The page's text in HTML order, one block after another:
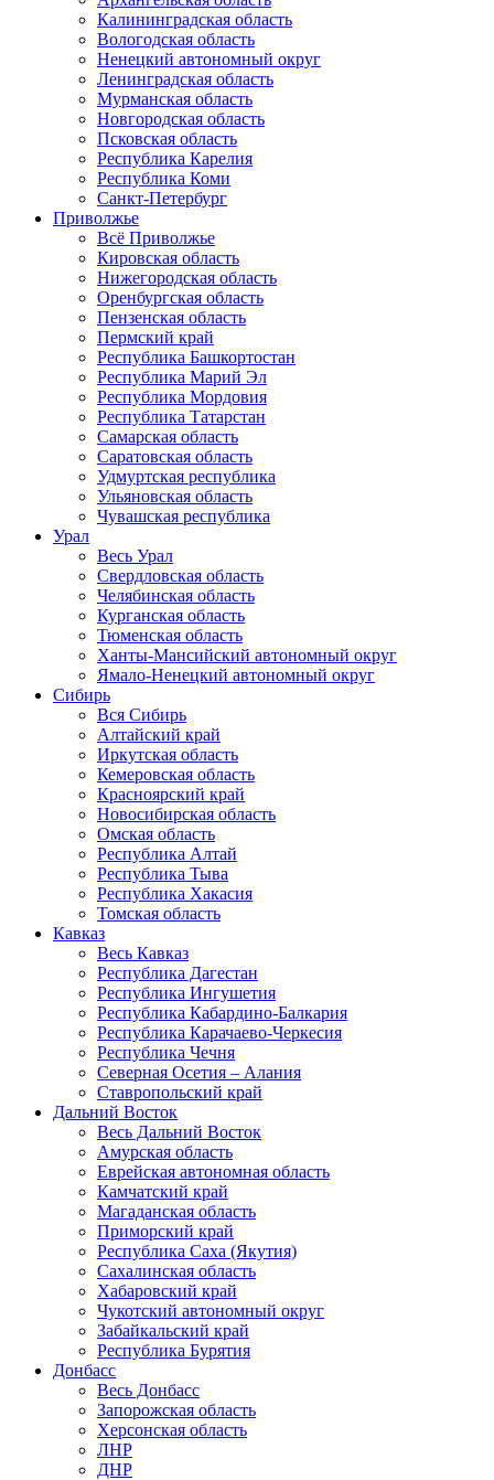
Калининградская область
Вологодская область
Ненецкий автономный округ
Ленинградская область
Мурманская область
Новгородская область
Псковская область
Республика Карелия
Республика Коми
Санкт-Петербург
Приволжье
Всё Приволжье
Кировская область
Нижегородская область
Оренбургская область
Пензенская область
Пермский край
Республика Башкортостан
Республика Марий Эл
Республика Мордовия
Республика Татарстан
Самарская область
Саратовская область
Удмуртская республика
Ульяновская область
Чувашская республика
Урал
Весь Урал
Свердловская область
Челябинская область
Курганская область
Тюменская область
Ханты-Мансийский автономный округ
Ямало-Ненецкий автономный округ
Сибирь
Вся Сибирь
Алтайский край
Иркутская область
Кемеровская область
Красноярский край
Новосибирская область
Омская область
Республика Алтай
Республика Тыва
Республика Хакасия
Томская область
Кавказ
Весь Кавказ
Республика Дагестан
Республика Ингушетия
Республика Кабардино-Балкария
Республика Карачаево-Черкесия
Республика Чечня
Северная Осетия – Алания
Ставропольский край
Дальний Восток
Весь Дальний Восток
Амурская область
Еврейская автономная область
Камчатский край
Магаданская область
Приморский край
Республика Саха (Якутия)
Сахалинская область
Хабаровский край
Чукотский автономный округ
Забайкальский край
Республика Бурятия
Донбасс
Весь Донбасс
Запорожская область
Херсонская область
ЛНР
ДНР